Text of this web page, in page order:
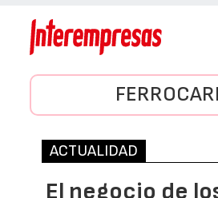
ACTUALIDAD
El negocio de